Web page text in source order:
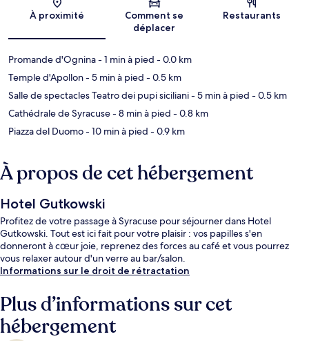
Carte
À proximité
Comment se
déplacer
Restaurants
Promande d'Ognina- 1 min à pied - 0.0 km
Temple d'Apollon- 5 min à pied - 0.5 km
Salle de spectacles Teatro dei pupi siciliani- 5 min à pied - 0.5 km
Cathédrale de Syracuse- 8 min à pied - 0.8 km
Piazza del Duomo- 10 min à pied - 0.9 km
À propos de cet hébergement
Hotel Gutkowski
Profitez de votre passage à Syracuse pour séjourner dans Hotel
Gutkowski. Tout est ici fait pour votre plaisir : vos papilles s'en
donneront à cœur joie, reprenez des forces au café et vous pourrez
vous relaxer autour d'un verre au bar/salon.
Informations sur le droit de rétractation
Plus d’informations sur cet
hébergement